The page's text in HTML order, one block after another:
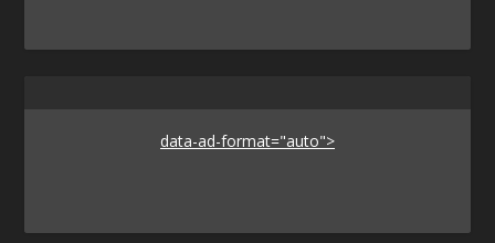
data-ad-format="auto">